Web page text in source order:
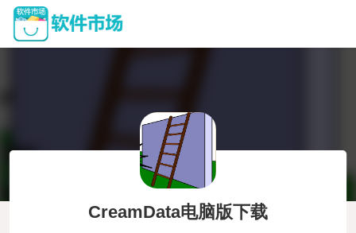
CreamData电脑版下载